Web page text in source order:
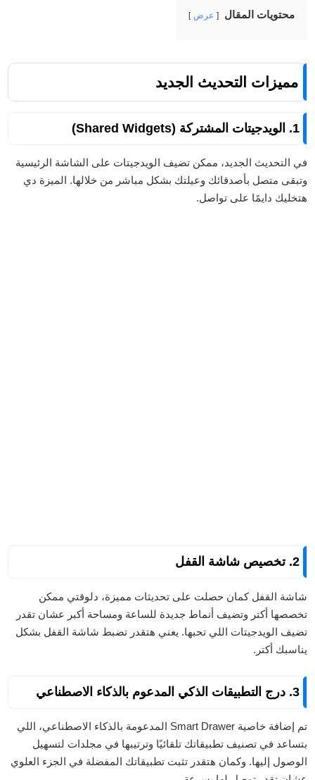
محتويات المقال عرض
مميزات التحديث الجديد
1. الويدجيتات المشتركة (Shared Widgets)
في التحديث الجديد، ممكن تضيف الويدجيتات على الشاشة الرئيسية
وتبقى متصل بأصدقائك وعيلتك بشكل مباشر من خلالها. الميزة دي
هتخليك دايمًا على تواصل.
2. تخصيص شاشة القفل
شاشة القفل كمان حصلت على تحديثات مميزة، دلوقتي ممكن
تخصصها أكتر وتضيف أنماط جديدة للساعة ومساحة أكبر عشان تقدر
تضيف الويدجيتات اللي تحبها. يعني هتقدر تضبط شاشة القفل بشكل
يناسبك أكتر.
3. درج التطبيقات الذكي المدعوم بالذكاء الاصطناعي
تم إضافة خاصية Smart Drawer المدعومة بالذكاء الاصطناعي، اللي
بتساعد في تصنيف تطبيقاتك تلقائيًا وترتيبها في مجلدات لتسهيل
الوصول إليها. وكمان هتقدر تثبت تطبيقاتك المفضلة في الجزء العلوي